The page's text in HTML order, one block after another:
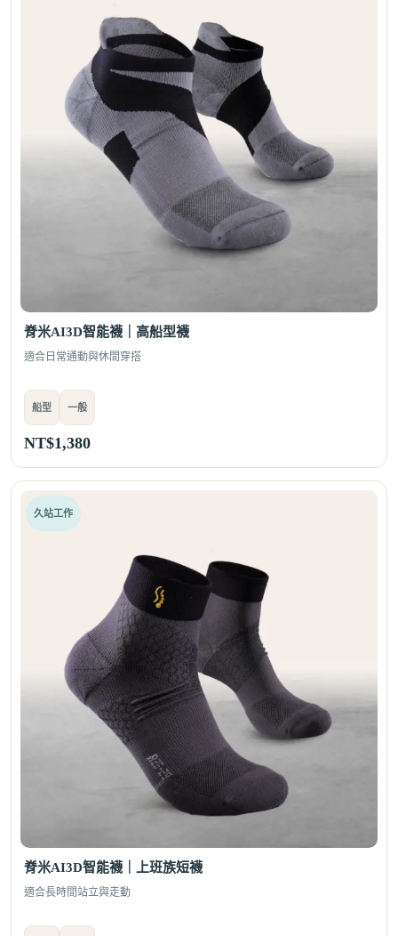
脊米AI3D智能襪｜高船型襪
適合日常通動與休間穿搭
船型 一般
NT$1,380
久站工作
脊米AI3D智能襪｜上班族短襪
適合長時間站立與走動